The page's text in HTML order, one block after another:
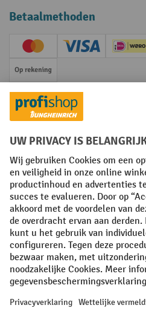
Betaalmethoden
Creditcard (Master)
Creditcard
Op rekening
Sociale netwerken
Facebook
YouTube
LinkedIn
Instagram
Algemene
Privacyverklaring Privacy
All prices excl. VAT plusshipping
if not stated otherwise.
¹ De korting is geldig zolang de
procentuele kortingen of vouchers is